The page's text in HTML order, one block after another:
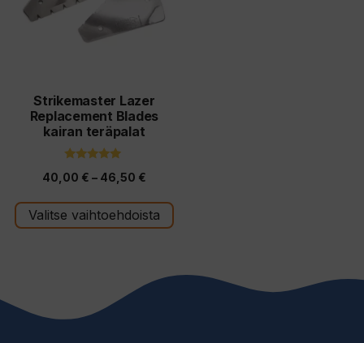
Strikemaster Lazer
Replacement Blades
kairan teräpalat
5:stä
40,00 € – 46,50 €Hintaluokka:
-
Valitse vaihtoehdoista
muunnelma.
tuotteen
sivulla.